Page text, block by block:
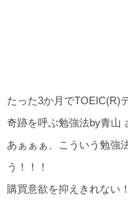
たった3か月でTOEIC(R)
奇跡を呼ぶ勉強法by青山
あぁぁぁ、こういう勉強
う！！！
購買意欲を抑えきれない